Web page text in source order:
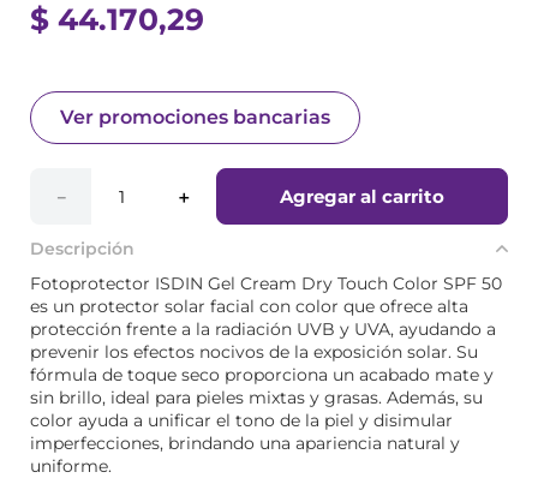
$ 44.170,29
Ver promociones bancarias
＋
－ Agregar al carrito
Descripción
Fotoprotector ISDIN Gel Cream Dry Touch Color SPF 50
es un protector solar facial con color que ofrece alta
protección frente a la radiación UVB y UVA, ayudando a
prevenir los efectos nocivos de la exposición solar. Su
fórmula de toque seco proporciona un acabado mate y
sin brillo, ideal para pieles mixtas y grasas. Además, su
color ayuda a unificar el tono de la piel y disimular
imperfecciones, brindando una apariencia natural y
uniforme.